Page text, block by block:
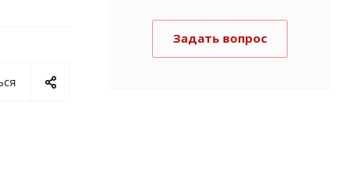
Задать вопрос